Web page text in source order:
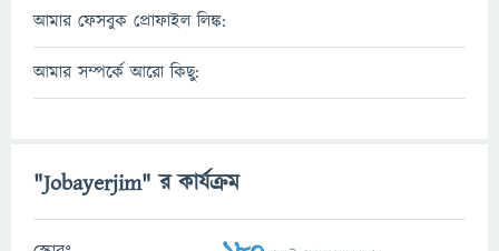
আমার ফেসবুক প্রোফাইল লিঙ্ক:
আমার সম্পর্কে আরো কিছু:
"Jobayerjim" র কার্যক্রম